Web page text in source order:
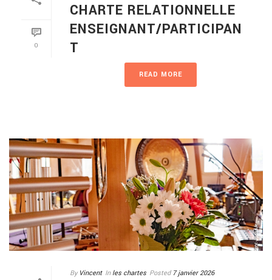
0
CHARTE RELATIONNELLE
ENSEIGNANT/PARTICIPAN
T
READ MORE
By Vincent In les chartes Posted 7 janvier 2026